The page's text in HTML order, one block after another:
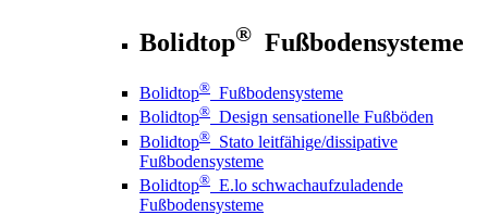
Bolidtop® Fußbodensysteme
Bolidtop® Fußbodensysteme
Bolidtop® Design sensationelle Fußböden
Bolidtop® Stato leitfähige/dissipative
Fußbodensysteme
Bolidtop® E.lo schwachaufzuladende
Fußbodensysteme